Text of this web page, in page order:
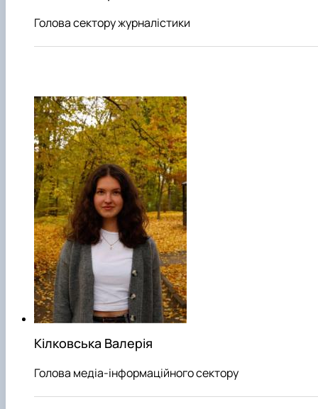
Голова сектору журналістики
Кілковська Валерія
Голова медіа-інформаційного сектору